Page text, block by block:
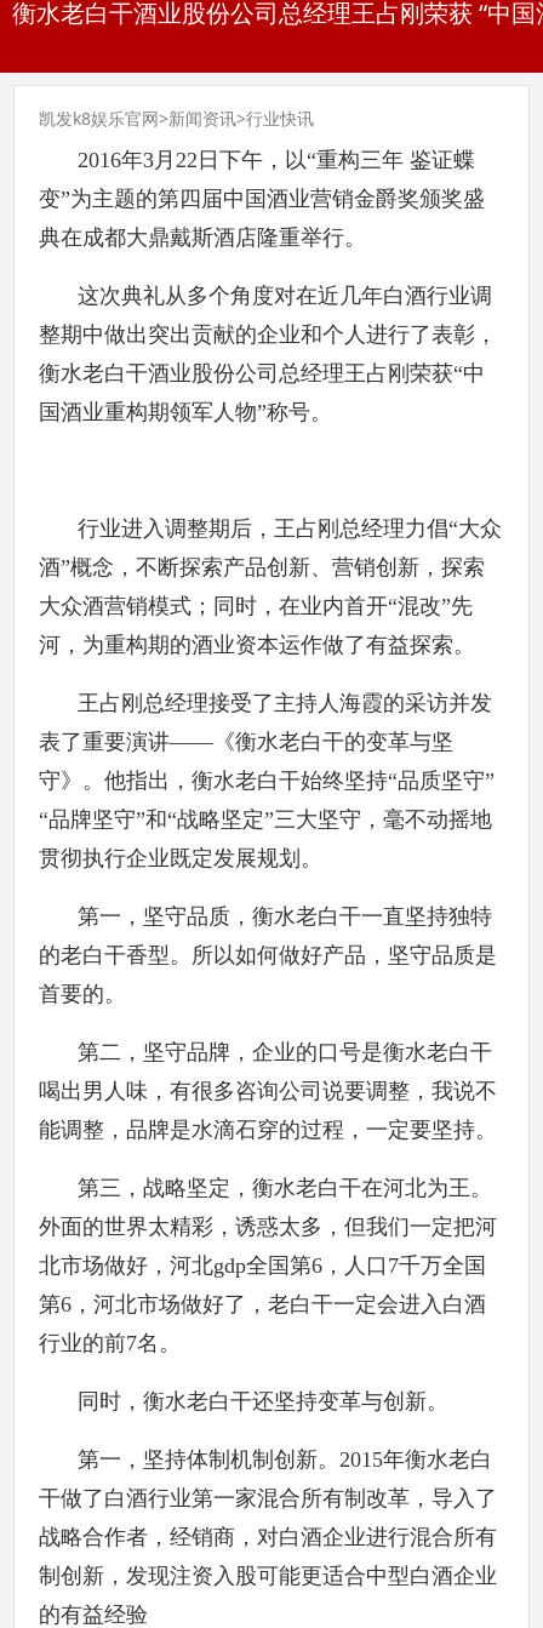
衡水老白干酒业股份公司总经理王占刚荣获 “中
凯发k8娱乐官网>新闻资讯>行业快讯
2016年3月22日下午，以“重构三年 鉴证蝶
变”为主题的第四届中国酒业营销金爵奖颁奖盛
典在成都大鼎戴斯酒店隆重举行。
这次典礼从多个角度对在近几年白酒行业调
整期中做出突出贡献的企业和个人进行了表彰，
衡水老白干酒业股份公司总经理王占刚荣获“中
国酒业重构期领军人物”称号。
行业进入调整期后，王占刚总经理力倡“大众
酒”概念，不断探索产品创新、营销创新，探索
大众酒营销模式；同时，在业内首开“混改”先
河，为重构期的酒业资本运作做了有益探索。
王占刚总经理接受了主持人海霞的采访并发
表了重要演讲——《衡水老白干的变革与坚
守》。他指出，衡水老白干始终坚持“品质坚守”
“品牌坚守”和“战略坚定”三大坚守，毫不动摇地
贯彻执行企业既定发展规划。
第一，坚守品质，衡水老白干一直坚持独特
的老白干香型。所以如何做好产品，坚守品质是
首要的。
第二，坚守品牌，企业的口号是衡水老白干
喝出男人味，有很多咨询公司说要调整，我说不
能调整，品牌是水滴石穿的过程，一定要坚持。
第三，战略坚定，衡水老白干在河北为王。
外面的世界太精彩，诱惑太多，但我们一定把河
北市场做好，河北gdp全国第6，人口7千万全国
第6，河北市场做好了，老白干一定会进入白酒
行业的前7名。
同时，衡水老白干还坚持变革与创新。
第一，坚持体制机制创新。2015年衡水老白
干做了白酒行业第一家混合所有制改革，导入了
战略合作者，经销商，对白酒企业进行混合所有
制创新，发现注资入股可能更适合中型白酒企业
的有益经验